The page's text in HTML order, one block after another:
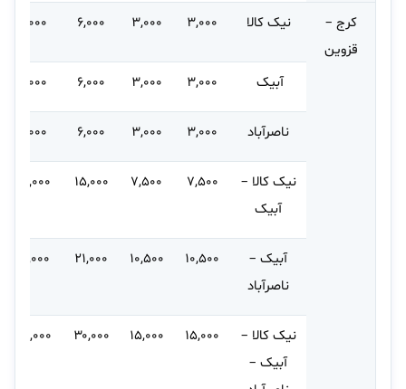
کرج –
قزوین
نیک کالا ۳,۰۰۰ ۳,۰۰۰ ۶,۰۰۰ ۶,۰۰۰
آبیک ۳,۰۰۰ ۳,۰۰۰ ۶,۰۰۰ ۶,۰۰۰
ناصرآباد ۳,۰۰۰ ۳,۰۰۰ ۶,۰۰۰ ۶,۰۰۰
نیک کالا –
آبیک
۷,۵۰۰ ۷,۵۰۰ ۱۵,۰۰۰ ۱۵,۰۰۰
آبیک –
ناصرآباد
۱۰,۵۰۰ ۱۰,۵۰۰ ۲۱,۰۰۰ ۲۱,۰۰۰
نیک کالا –
آبیک –
۱۵,۰۰۰ ۱۵,۰۰۰ ۳۰,۰۰۰ ۳۰,۰۰۰